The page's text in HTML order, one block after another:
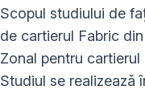
Scopul studiului de
de cartierul Fabric
Zonal pentru cartierul
Studiul se realizează